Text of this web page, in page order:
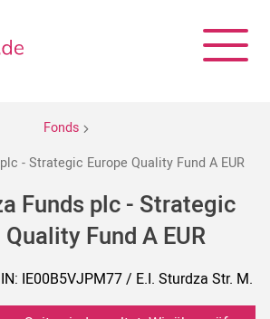
Fonds
- Strategic Europe Quality Fund A EUR
Funds plc - Strategic
Fund A EUR
IE00B5VJPM77 / E.I. Sturdza Str. M.